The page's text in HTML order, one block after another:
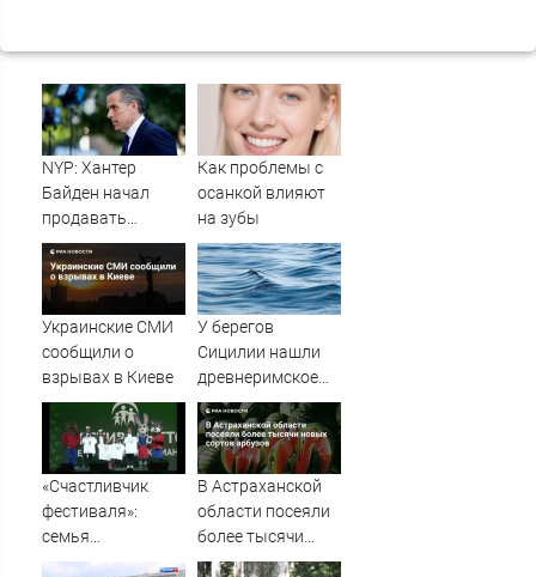
NYP: Хантер
Байден начал
продавать
собственные
картины из-за
долгов
Как проблемы с
осанкой влияют
на зубы
Украинские СМИ
сообщили о
взрывах в Киеве
У берегов
Сицилии нашли
древнеримское
судно с сотнями
амфор
«Счастливчик
фестиваля»:
семья
Кирносовых из
В Астраханской
области посеяли
более тысячи
новых сортов